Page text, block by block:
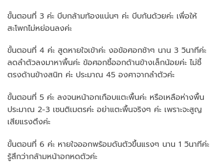
ขั้นตอนที่ 3 ค่ะ บีบกล้ามท้องแน่นๆ ค่ะ บีบก้นด้วยค่ะ เพื่อให้
สะโพกไม่หย่อนลงค่ะ
ขั้นตอนที่ 4 ค่ะ สูดหายใจเข้าค่ะ งอข้อศอกช้าๆ นาน 3 วินาทีค่ะ
ลดลำตัวลงมาหาพื้นค่ะ ข้อศอกชี้ออกด้านข้างเล็กน้อยค่ะ ไม่ชี้
ตรงด้านข้างสนิท ค่ะ ประมาณ 45 องศาจากลำตัวค่ะ
ขั้นตอนที่ 5 ค่ะ ลงจนหน้าอกเกือบแตะพื้นค่ะ หรือเหลือห่างพื้น
ประมาณ 2-3 เซนติเมตรค่ะ อย่าแตะพื้นจริงๆ ค่ะ เพราะจะสูญ
เสียแรงตึงค่ะ
ขั้นตอนที่ 6 ค่ะ หายใจออกพร้อมดันตัวขึ้นแรงๆ นาน 1 วินาทีค่ะ
รู้สึกว่ากล้ามหน้าอกหดตัวค่ะ